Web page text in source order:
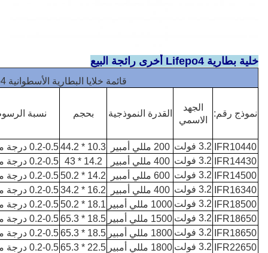
خلية بطارية Lifepo4 أخرى رائجة البيع
قائمة خلايا البطارية الأسطوانية Lifepo4
نموذج رقم:
الجهد
الاسمي
القدرة النموذجية بحجم نسبة
IFR10440 3.2 فولت 200 مللي أمبير 10.3 * 44.2
0.2-0.5 درجة مئوية
IFR14430
3.2 فولت 400 مللي أمبير 14.2 * 43
0.2-0.5 درجة مئوية
IFR14500
3.2 فولت 600 مللي أمبير 14.2 * 50.2
0.2-0.5 درجة مئوية
IFR16340
3.2 فولت 400 مللي أمبير 16.2 * 34.2
0.2-0.5 درجة مئوية
IFR18500
3.2 فولت 1000 مللي أمبير 18.1 * 50.2
0.2-0.5 درجة مئوية
IFR18650
3.2 فولت 1500 مللي أمبير 18.5 * 65.3
0.2-0.5 درجة مئوية
IFR18650
3.2 فولت 1800 مللي أمبير 18.5 * 65.3
0.2-0.5 درجة مئوية
IFR22650
3.2 فولت 1800 مللي أمبير 22.5 * 65.3
0.2-0.5 درجة مئوية